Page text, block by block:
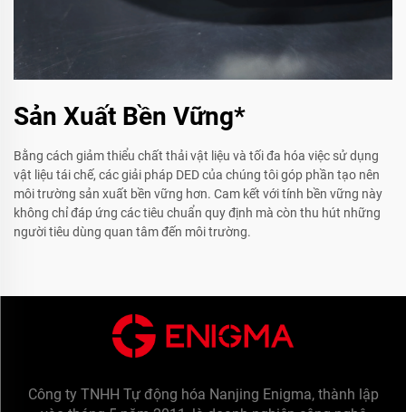
Sản Xuất Bền Vững*
Bằng cách giảm thiểu chất thải vật liệu và tối đa hóa việc sử dụng
vật liệu tái chế, các giải pháp DED của chúng tôi góp phần tạo nên
môi trường sản xuất bền vững hơn. Cam kết với tính bền vững này
không chỉ đáp ứng các tiêu chuẩn quy định mà còn thu hút những
người tiêu dùng quan tâm đến môi trường.
Công ty TNHH Tự động hóa Nanjing Enigma, thành lập